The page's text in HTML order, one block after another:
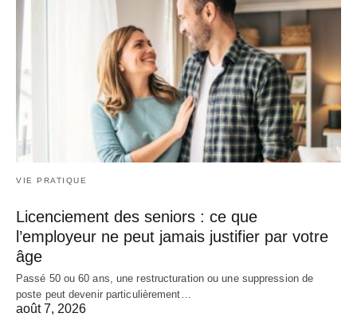
VIE PRATIQUE
Licenciement des seniors : ce que
l’employeur ne peut jamais justifier par votre
âge
Passé 50 ou 60 ans, une restructuration ou une suppression de
poste peut devenir particulièrement…
août 7, 2026